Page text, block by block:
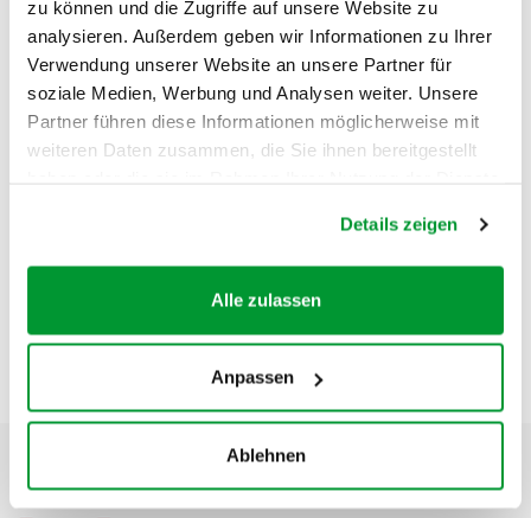
zu können und die Zugriffe auf unsere Website zu
analysieren. Außerdem geben wir Informationen zu Ihrer
Verwendung unserer Website an unsere Partner für
soziale Medien, Werbung und Analysen weiter. Unsere
Partner führen diese Informationen möglicherweise mit
weiteren Daten zusammen, die Sie ihnen bereitgestellt
Details zeigen
Alle zulassen
Anpassen
Ablehnen
Jahresbericht 2022
Jahresbericht 2021